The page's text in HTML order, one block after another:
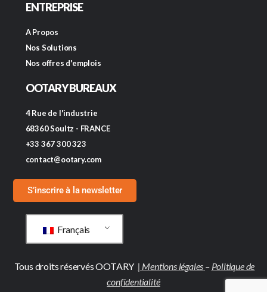
ENTREPRISE
A Propos
Nos Solutions
Nos offres d'emplois
OOTARY BUREAUX
4 Rue de l'industrie
68360 Soultz - FRANCE
+33 367 300 323
contact@ootary.com
S’inscrire à la newsletter
Français
Tous droits réservés OOTARY | Mentions légales – Politique de
confidentialité